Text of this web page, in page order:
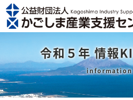
令和５年 情報
information